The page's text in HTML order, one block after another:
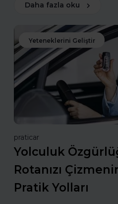
Daha fazla oku
Yeteneklerini Geliştir
praticar
Yolculuk
Rotanızı
Pratik Yolları